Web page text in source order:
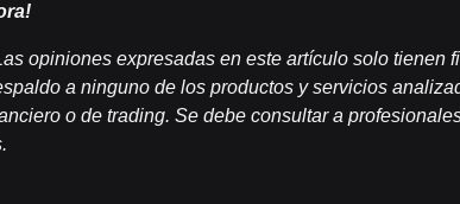
opiniones expresadas en este artículo solo tienen
a ninguno de los productos y servicios
o de trading. Se debe consultar a